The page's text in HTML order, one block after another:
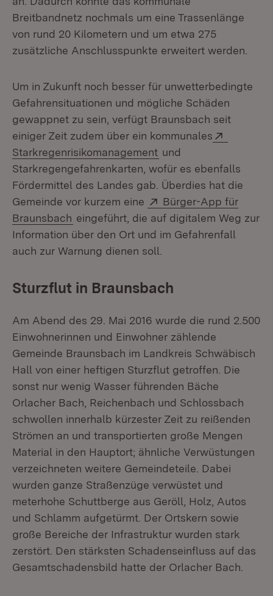
Breitbandnetz nochmals um eine Trassenlänge
von rund 20 Kilometern und um etwa 275
zusätzliche Anschlusspunkte erweitert werden.
Um in Zukunft noch besser für unwetterbedingte
Gefahrensituationen und mögliche Schäden
gewappnet zu sein, verfügt Braunsbach seit
einiger Zeit zudem über ein kommunales
Starkregenrisikomanagement (Öffnet in neuem
und
Starkregengefahrenkarten, wofür es ebenfalls
Fördermittel des Landes gab. Überdies hat die
Gemeinde vor kurzem eine
Extern:
Bürger-App für
Braunsbach (Öffnet in neuem Fenster)
eingeführt, die auf digitalem Weg zur
Information über den Ort und im Gefahrenfall
auch zur Warnung dienen soll.
Sturzflut in Braunsbach
Am Abend des 29. Mai 2016 wurde die rund 2.500
Einwohnerinnen und Einwohner zählende
Gemeinde Braunsbach im Landkreis Schwäbisch
Hall von einer heftigen Sturzflut getroffen. Die
sonst nur wenig Wasser führenden Bäche
Orlacher Bach, Reichenbach und Schlossbach
schwollen innerhalb kürzester Zeit zu reißenden
Strömen an und transportierten große Mengen
Material in den Hauptort; ähnliche Verwüstungen
verzeichneten weitere Gemeindeteile. Dabei
wurden ganze Straßenzüge verwüstet und
meterhohe Schuttberge aus Geröll, Holz, Autos
und Schlamm aufgetürmt. Der Ortskern sowie
große Bereiche der Infrastruktur wurden stark
zerstört. Den stärksten Schadenseinfluss auf das
Gesamtschadensbild hatte der Orlacher Bach.